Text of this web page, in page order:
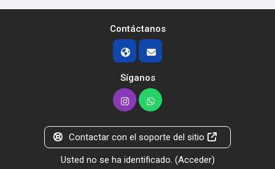
Contáctanos
Síganos
Contactar con el soporte del sitio
Usted no se ha identificado. (Acceder)